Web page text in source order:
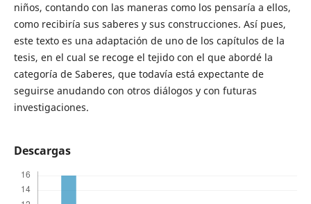
niños, contando con las maneras como los pensaría a ellos,
como recibiría sus saberes y sus construcciones. Así pues,
este texto es una adaptación de uno de los capítulos de la
tesis, en el cual se recoge el tejido con el que abordé la
categoría de Saberes, que todavía está expectante de
seguirse anudando con otros diálogos y con futuras
investigaciones.
Descargas